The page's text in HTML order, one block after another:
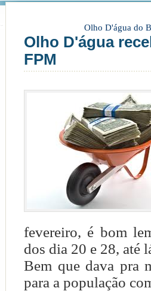
Olho D'água do
Olho D'água
FPM
fevereiro, é bom
dos dia 20 e 28, até
Bem que dava pra
para a população